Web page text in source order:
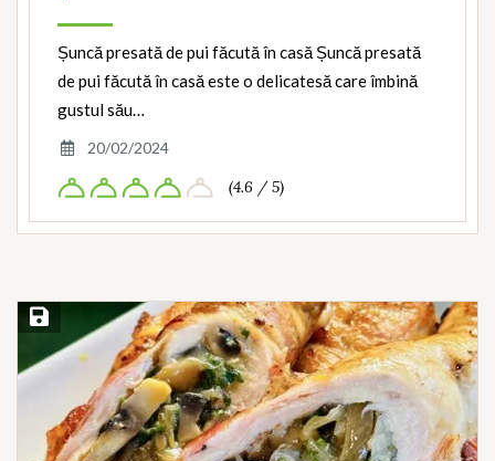
Șuncă presată de pui făcută în casă Șuncă presată
de pui făcută în casă este o delicatesă care îmbină
gustul său…
20/02/2024
(4.6 / 5)
Save Recipe